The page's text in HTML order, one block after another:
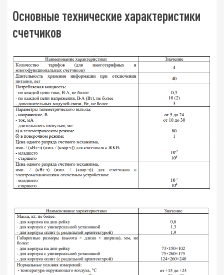
Основные технические характеристики
счетчиков